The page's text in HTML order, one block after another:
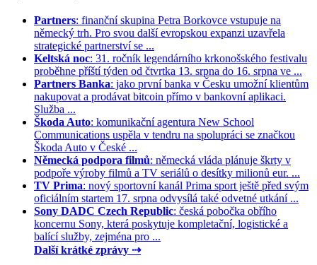
Partners: finanční skupina Petra Borkovce vstupuje na
německý trh. Pro svou další evropskou expanzi uzavřela
strategické partnerství se ...
Keltská noc: 31. ročník legendárního krkonošského festivalu
proběhne příští týden od čtvrtka 13. srpna do 16. srpna ve ...
Partners Banka: jako první banka v Česku umožní klientům
nakupovat a prodávat bitcoin přímo v bankovní aplikaci.
Služba ...
Škoda Auto: komunikační agentura New School
Communications uspěla v tendru na spolupráci se značkou
Škoda Auto v České ...
Německá podpora filmů: německá vláda plánuje škrty v
podpoře výroby filmů a TV seriálů o desítky milionů eur. ...
TV Prima: nový sportovní kanál Prima sport ještě před svým
oficiálním startem 17. srpna odvysílá také odvetné utkání ...
Sony DADC Czech Republic: česká pobočka obřího
koncernu Sony, která poskytuje kompletační, logistické a
balící služby, zejména pro ...
Další krátké zprávy ⇢